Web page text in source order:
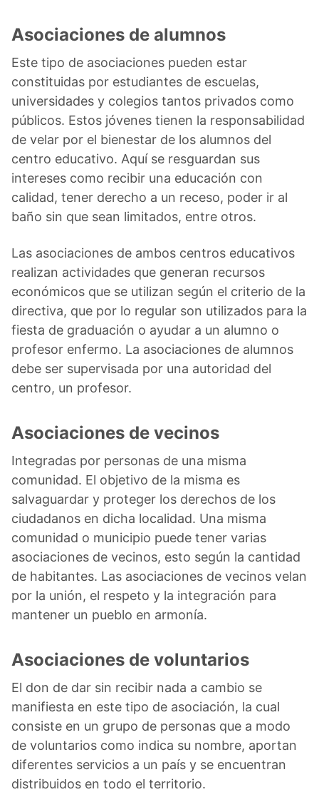
Asociaciones de alumnos
Este tipo de asociaciones pueden estar
constituidas por estudiantes de escuelas,
universidades y colegios tantos privados como
públicos. Estos jóvenes tienen la responsabilidad
de velar por el bienestar de los alumnos del
centro educativo. Aquí se resguardan sus
intereses como recibir una educación con
calidad, tener derecho a un receso, poder ir al
baño sin que sean limitados, entre otros.
Las asociaciones de ambos centros educativos
realizan actividades que generan recursos
económicos que se utilizan según el criterio de la
directiva, que por lo regular son utilizados para la
fiesta de graduación o ayudar a un alumno o
profesor enfermo. La asociaciones de alumnos
debe ser supervisada por una autoridad del
centro, un profesor.
Asociaciones de vecinos
Integradas por personas de una misma
comunidad. El objetivo de la misma es
salvaguardar y proteger los derechos de los
ciudadanos en dicha localidad. Una misma
comunidad o municipio puede tener varias
asociaciones de vecinos, esto según la cantidad
de habitantes. Las asociaciones de vecinos velan
por la unión, el respeto y la integración para
mantener un pueblo en armonía.
Asociaciones de voluntarios
El don de dar sin recibir nada a cambio se
manifiesta en este tipo de asociación, la cual
consiste en un grupo de personas que a modo
de voluntarios como indica su nombre, aportan
diferentes servicios a un país y se encuentran
distribuidos en todo el territorio.